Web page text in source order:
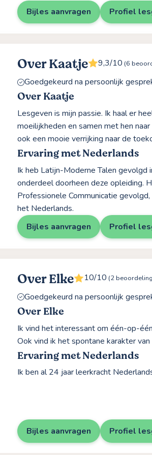
Bijles aanvragen
Profiel
Over Kaatje 9,3/10 (6
Goedgekeurd na persoonlijk
Over Kaatje
Lesgeven is mijn passie. Ik haal er
moeilijkheden en samen met hen
ook een mooie verrijking naar de
Ervaring met Nederlands
Ik heb Latijn-Moderne Talen gevolgd
onderdeel doorheen deze opleiding.
Professionele Communicatie
het Nederlands.
Bijles aanvragen
Profiel
Over Elke 10/10 (2
Goedgekeurd na persoonlijk
Over Elke
Ik vind het interessant om één-op-
Ook vind ik het spontane karakter
Ervaring met Nederlands
Ik ben al 24 jaar leerkracht
Bijles aanvragen Profiel